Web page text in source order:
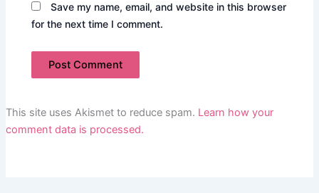
Save my name, email, and website in this browser
for the next time I comment.
This site uses Akismet to reduce spam. Learn how your
comment data is processed.